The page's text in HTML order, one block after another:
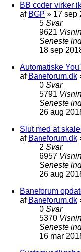
BB coder virker
af BGP » 17 sep
5 Svar
9621
Seneste
18 sep
Automatiske
af Baneforum.dk
0 Svar
5791
Seneste
26 aug
Slut med at
af Baneforum.dk
2 Svar
6957
Seneste
26 aug
Baneforum
af Baneforum.dk
0 Svar
5370
Seneste
16 mar